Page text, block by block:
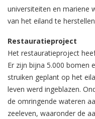
universiteiten en mariene
van het eiland te
Restauratieproject
Het restauratieproject
Er zijn bijna 5.000 bomen
struiken geplant op het
leven werd ingeblazen.
de omringende wateren
zeeleven, waaronder de